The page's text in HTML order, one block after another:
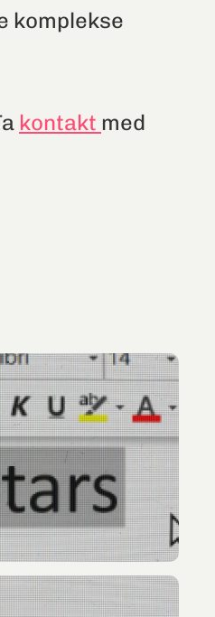
komplekse
kontakt med